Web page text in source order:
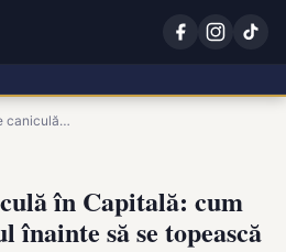
caniculă…
în Capitală: cum
să se topească